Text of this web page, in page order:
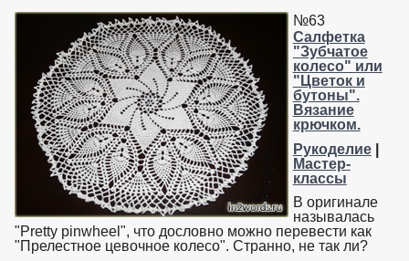
№63
Салфетка
"Зубчатое
колесо" или
"Цветок и
бутоны".
Вязание
крючком.
Рукоделие|
Мастер-
классы
В оригинале
называлась
"Pretty pinwheel", что дословно можно перевести как
"Прелестное цевочное колесо". Странно, не так ли?